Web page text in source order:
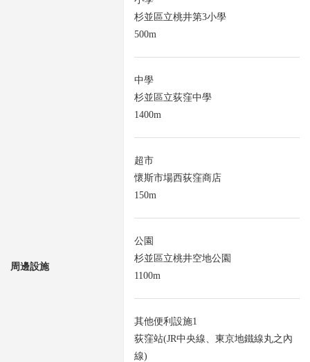
周邊設施
杉並區立桃井第3小學
500m
中學
杉並區立荻窪中學
1400m
超市
懷斯市場西荻窪商店
150m
公園
杉並區立桃井空地公園
1100m
其他便利設施1
荻窪站(JR中央線、東京地鐵線丸之內
線)